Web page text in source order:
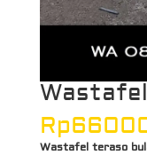
Rp
Wastafel teraso